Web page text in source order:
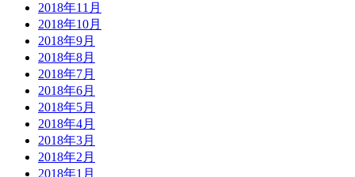
2018年11月
2018年10月
2018年9月
2018年8月
2018年7月
2018年6月
2018年5月
2018年4月
2018年3月
2018年2月
2018年1月